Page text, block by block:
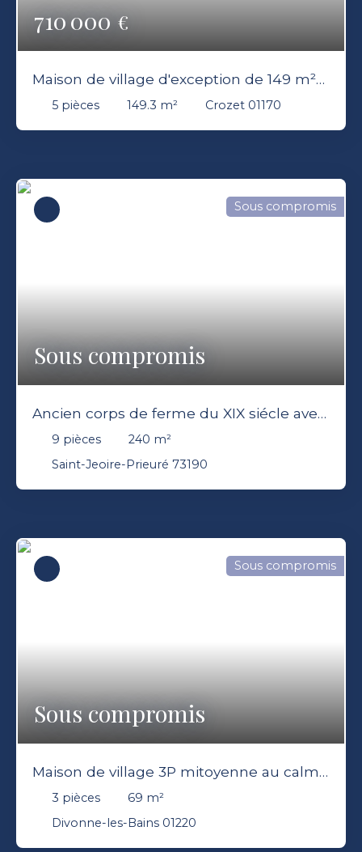
710 000€
Maison de village d'exception de 149 m²
avec terrasse 3 chambres à Crozet
5 pièces 149.3 m² Crozet 01170
Sous compromis
Sous compromis
Ancien corps de ferme du XIX siécle avec
maison d'hôtes
9 pièces 240 m²
Saint-Jeoire-Prieuré 73190
Sous compromis
Sous compromis
Maison de village 3P mitoyenne au calme
jardin avec vue sur le Jura
3 pièces 69 m²
Divonne-les-Bains 01220